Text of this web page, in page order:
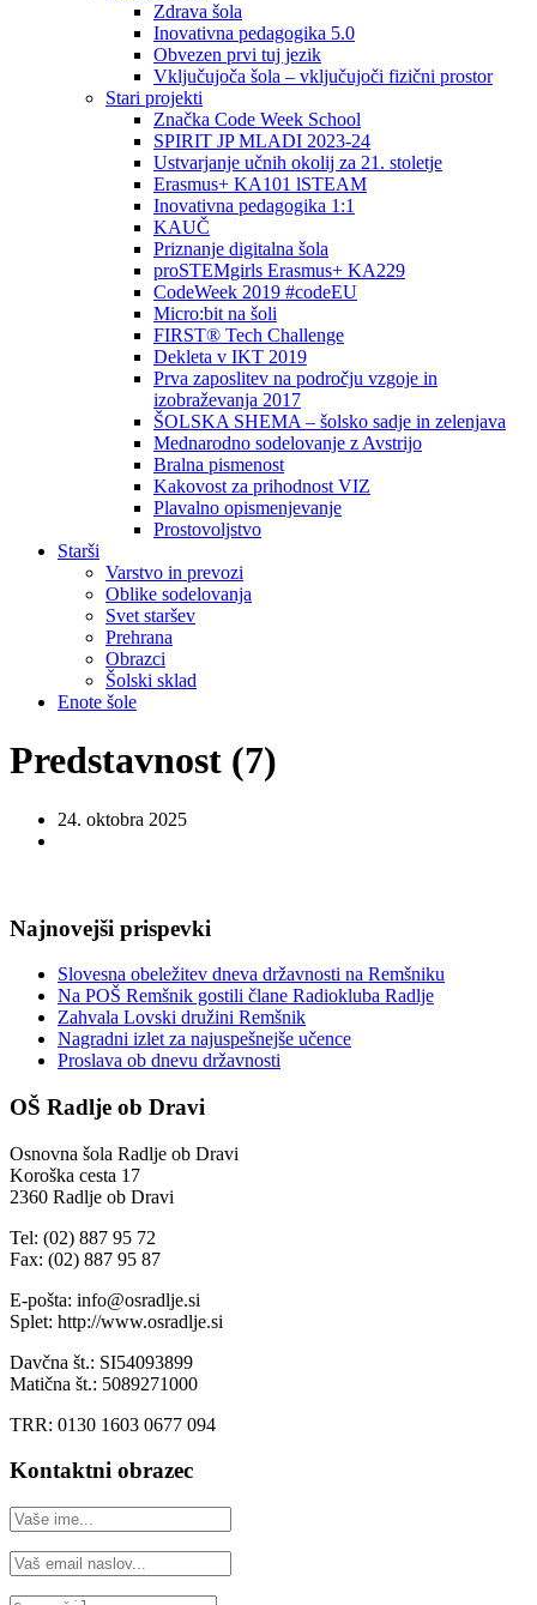
Zdrava šola
Inovativna pedagogika 5.0
Obvezen prvi tuj jezik
Vključujoča šola – vključujoči fizični prostor
Stari projekti
Značka Code Week School
SPIRIT JP MLADI 2023-24
Ustvarjanje učnih okolij za 21. stoletje
Erasmus+ KA101 lSTEAM
Inovativna pedagogika 1:1
KAUČ
Priznanje digitalna šola
proSTEMgirls Erasmus+ KA229
CodeWeek 2019 #codeEU
Micro:bit na šoli
FIRST® Tech Challenge
Dekleta v IKT 2019
Prva zaposlitev na področju vzgoje in
izobraževanja 2017
ŠOLSKA SHEMA – šolsko sadje in zelenjava
Mednarodno sodelovanje z Avstrijo
Bralna pismenost
Kakovost za prihodnost VIZ
Plavalno opismenjevanje
Prostovoljstvo
Starši
Varstvo in prevozi
Oblike sodelovanja
Svet staršev
Prehrana
Obrazci
Šolski sklad
Enote šole
Predstavnost (7)
24. oktobra 2025
Najnovejši prispevki
Slovesna obeležitev dneva državnosti na Remšniku
Na POŠ Remšnik gostili člane Radiokluba Radlje
Zahvala Lovski družini Remšnik
Nagradni izlet za najuspešnejše učence
Proslava ob dnevu državnosti
OŠ Radlje ob Dravi
Osnovna šola Radlje ob Dravi
Koroška cesta 17
2360 Radlje ob Dravi
Tel: (02) 887 95 72
Fax: (02) 887 95 87
E-pošta: info@osradlje.si
Splet: http://www.osradlje.si
Davčna št.: SI54093899
Matična št.: 5089271000
TRR: 0130 1603 0677 094
Kontaktni obrazec